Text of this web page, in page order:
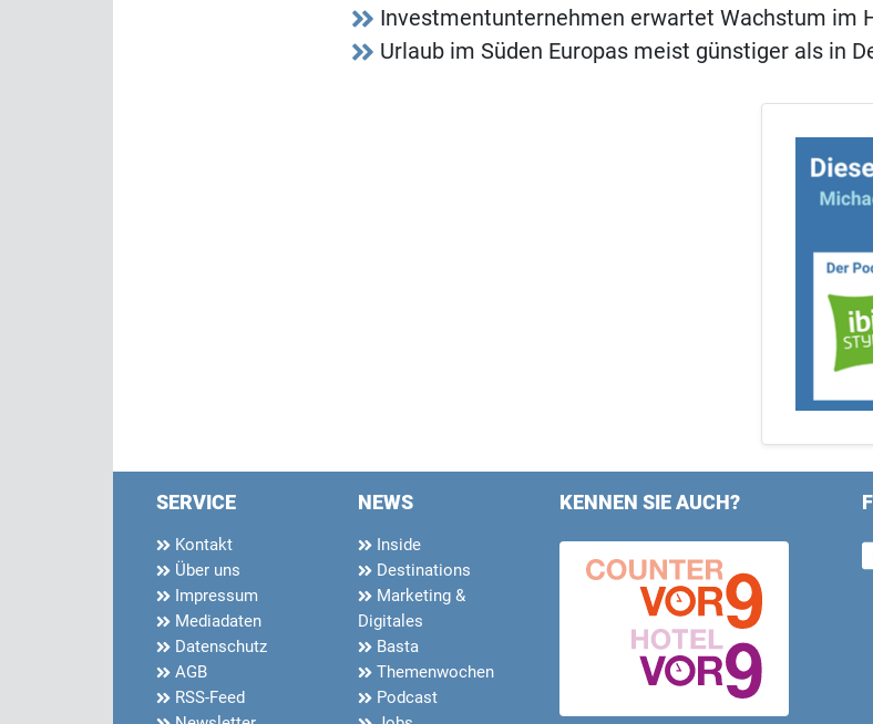
Investmentunternehmen erwartet Wachstum im
Urlaub im Süden Europas meist günstiger als in
SERVICE
Kontakt
Über uns
Impressum
Mediadaten
Datenschutz
AGB
RSS-Feed
NEWS
Inside
Destinations
Marketing &
Digitales
Basta
Themenwochen
Podcast
KENNEN SIE AUCH?